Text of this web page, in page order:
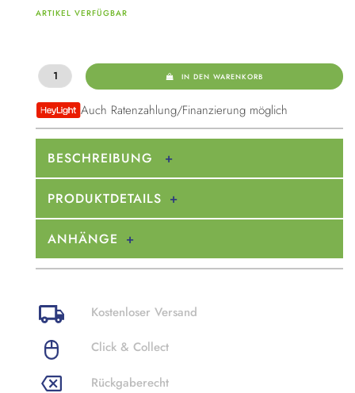
ARTIKEL VERFÜGBAR
IN DEN WARENKORB
Auch Ratenzahlung/Finanzierung möglich
BESCHREIBUNG
PRODUKTDETAILS
ANHÄNGE
Kostenloser Versand
Click & Collect
Rückgaberecht